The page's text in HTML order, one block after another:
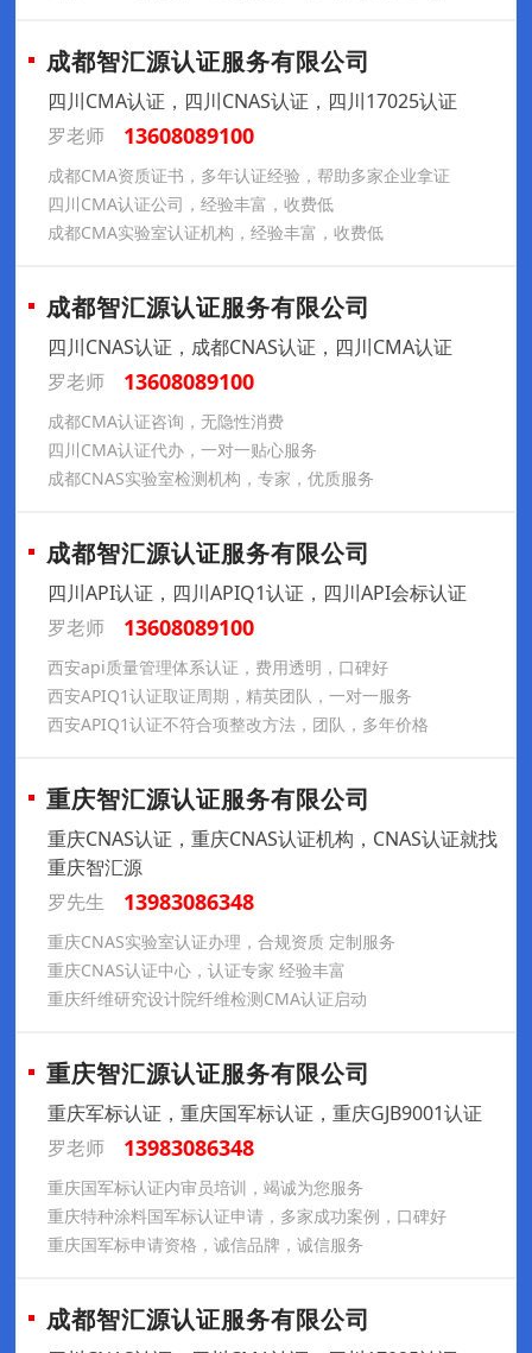
成都智汇源认证服务有限公司
四川CMA认证，四川CNAS认证，四川17025认证
罗老师
13608089100
成都CMA资质证书，多年认证经验，帮助多家企业拿证
四川CMA认证公司，经验丰富，收费低
成都CMA实验室认证机构，经验丰富，收费低
成都智汇源认证服务有限公司
四川CNAS认证，成都CNAS认证，四川CMA认证
罗老师
13608089100
成都CMA认证咨询，无隐性消费
四川CMA认证代办，一对一贴心服务
成都CNAS实验室检测机构，专家，优质服务
成都智汇源认证服务有限公司
四川API认证，四川APIQ1认证，四川API会标认证
罗老师
13608089100
西安api质量管理体系认证，费用透明，口碑好
西安APIQ1认证取证周期，精英团队，一对一服务
西安APIQ1认证不符合项整改方法，团队，多年价格
重庆智汇源认证服务有限公司
重庆CNAS认证，重庆CNAS认证机构，CNAS认证就找
重庆智汇源
罗先生
13983086348
重庆CNAS实验室认证办理，合规资质 定制服务
重庆CNAS认证中心，认证专家 经验丰富
重庆纤维研究设计院纤维检测CMA认证启动
重庆智汇源认证服务有限公司
重庆军标认证，重庆国军标认证，重庆GJB9001认证
罗老师
13983086348
重庆国军标认证内审员培训，竭诚为您服务
重庆特种涂料国军标认证申请，多家成功案例，口碑好
重庆国军标申请资格，诚信品牌，诚信服务
成都智汇源认证服务有限公司